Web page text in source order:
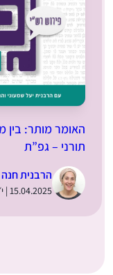
האומר מותר: בין
תורני – גפ”ת
הרבנית חנה
15.04.2025 | י״ז בניסן תשפ״ה